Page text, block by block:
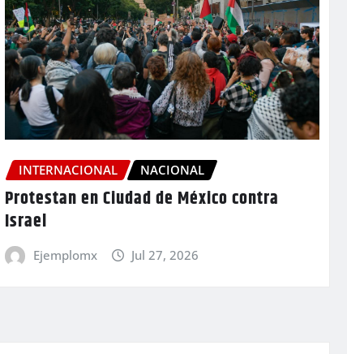
INTERNACIONAL NACIONAL
Protestan en Ciudad de México contra
Israel
Ejemplomx Jul 27, 2026